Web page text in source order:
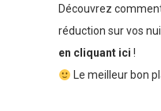
Découvrez
réduction sur vos
en cliquant ici !
Le meilleur bon